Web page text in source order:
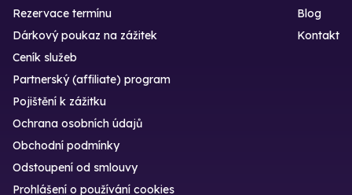
Rezervace termínu
Dárkový poukaz na zážitek
Blog
Kontakt
Ceník služeb
Partnerský (affiliate) program
Pojištění k zážitku
Ochrana osobních údajů
Obchodní podmínky
Odstoupení od smlouvy
Prohlášení o používání cookies